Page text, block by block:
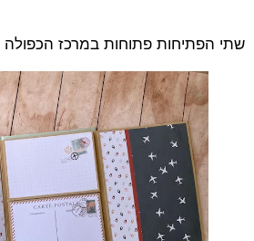
שתי הפתיחות פתוחות במרכז הכפולה